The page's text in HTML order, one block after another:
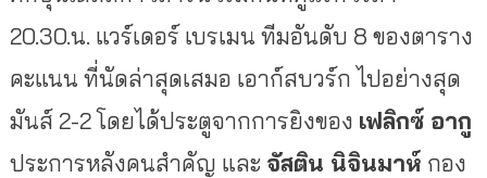
20.30.น. แวร์เดอร์ เบรเมน ทีมอันดับ 8 ของตาราง
คะแนน ที่นัดล่าสุดเสมอ เอาก์สบวร์ก ไปอย่างสุด
มันส์ 2-2 โดยได้ประตูจากการยิงของ เฟลิกซ์ อากู
ประการหลังคนสำคัญ และ จัสติน นิจินมาห์ กอง